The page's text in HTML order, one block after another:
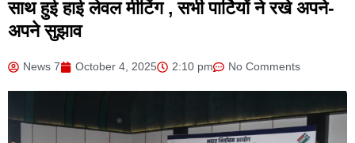
साथ हुई हाई लेवल मीटिंग , सभी पार्टियों ने रखे अपने-
अपने सुझाव
News 7 October 4, 2025 2:10 pm No Comments